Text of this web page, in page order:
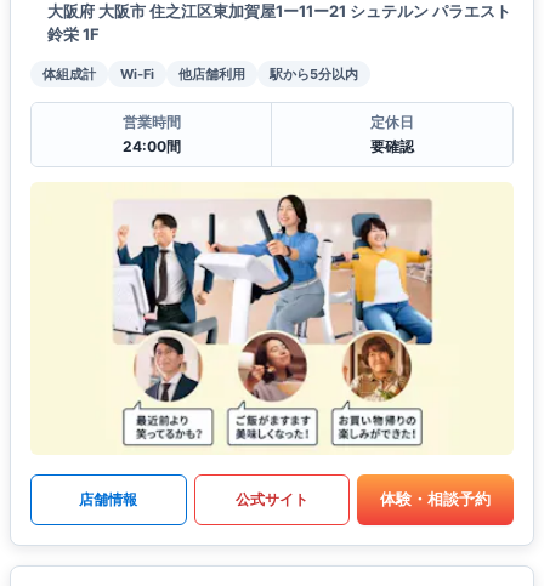
大阪府 大阪市 住之江区東加賀屋1ー11ー21 シュテルン パラエスト
鈴栄 1F
体組成計 Wi-Fi 他店舗利用 駅から5分以内
営業時間
24:00間
定休日
要確認
店舗情報 公式サイト 体験・相談予約